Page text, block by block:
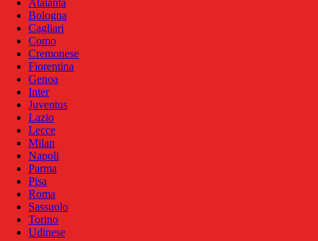
Atalanta
Bologna
Cagliari
Como
Cremonese
Fiorentina
Genoa
Inter
Juventus
Lazio
Lecce
Milan
Napoli
Parma
Pisa
Roma
Sassuolo
Torino
Udinese